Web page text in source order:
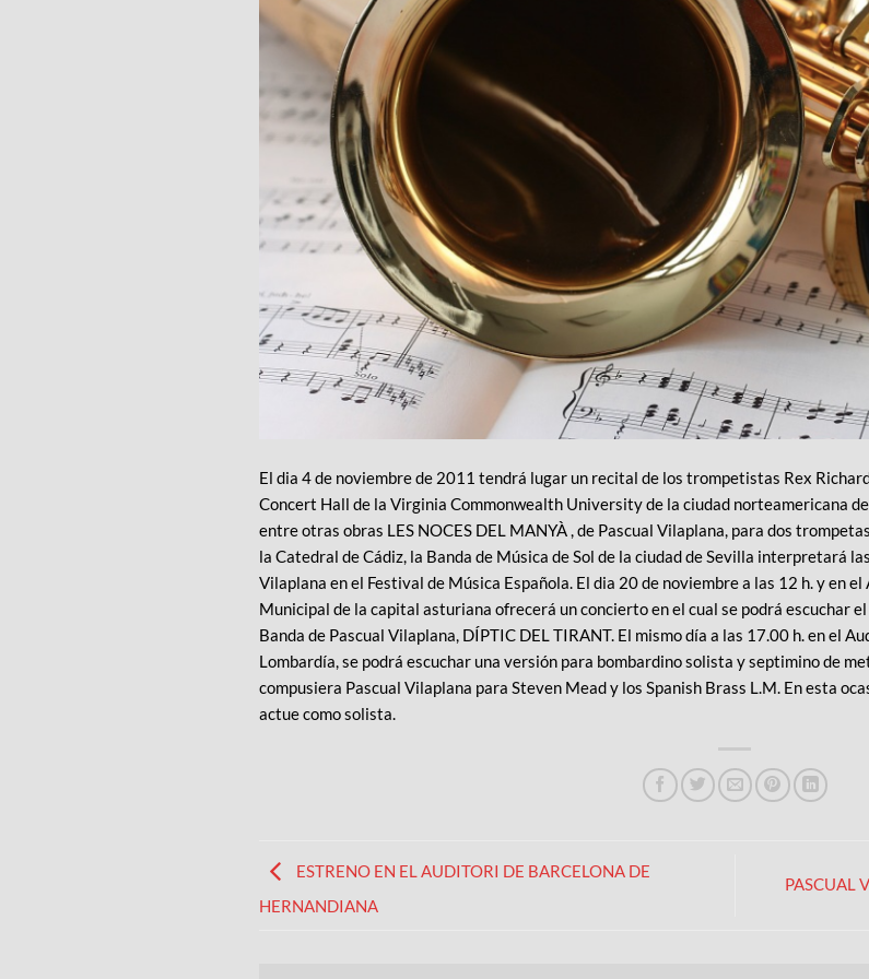
El dia 4 de noviembre de 2011 tendrá lugar un recital de los trompetistas Rex
Concert Hall de la Virginia Commonwealth University de la ciudad norteamericana
entre otras obras LES NOCES DEL MANYÀ , de Pascual Vilaplana, para dos
la Catedral de Cádiz, la Banda de Música de Sol de la ciudad de Sevilla interpretará
Vilaplana en el Festival de Música Española. El dia 20 de noviembre a las 12 h. y en
Municipal de la capital asturiana ofrecerá un concierto en el cual se podrá escuchar
Banda de Pascual Vilaplana, DÍPTIC DEL TIRANT. El mismo día a las 17.00 h. en el
Lombardía, se podrá escuchar una versión para bombardino solista y septimino de
compusiera Pascual Vilaplana para Steven Mead y los Spanish Brass L.M. En esta
actue como solista.
ESTRENO EN EL AUDITORI DE BARCELONA DE
HERNANDIANA
PASCUAL